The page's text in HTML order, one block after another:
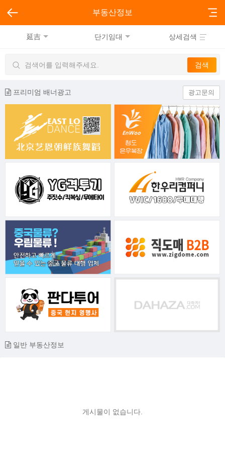
부동산정보
延吉 단기임대 상세검색
프리미엄 배너광고 광고문의
일반 부동산정보
게시물이 없습니다.